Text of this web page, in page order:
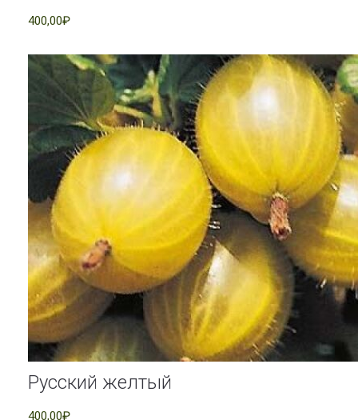
400,00₽
Русский желтый
400,00₽